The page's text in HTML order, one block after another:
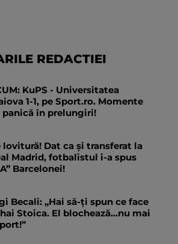
REDACTIEI
KuPS - Universitatea
1-1, pe Sport.ro. Momente
panică în prelungiri!
lovitură! Dat ca și transferat la
Madrid, fotbalistul i-a spus
Barcelonei!
Becali: „Hai să-ți spun ce face
Stoica. El blochează...nu mai